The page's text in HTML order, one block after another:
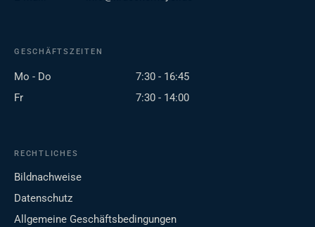
GESCHÄFTSZEITEN
Mo - Do
7:30 - 16:45
Fr
7:30 - 14:00
RECHTLICHES
Bildnachweise
Datenschutz
Allgemeine Geschäftsbedingungen